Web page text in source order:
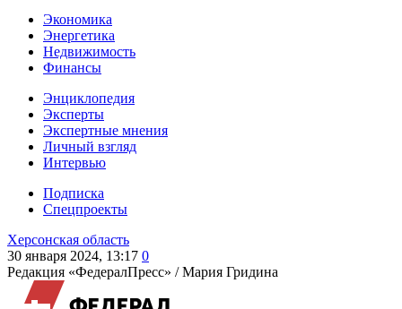
Экономика
Энергетика
Недвижимость
Финансы
Энциклопедия
Эксперты
Экспертные мнения
Личный взгляд
Интервью
Подписка
Спецпроекты
Херсонская область
30 января 2024, 13:17 0
Редакция «ФедералПресс» /Мария Гридина